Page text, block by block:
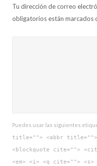
Tu dirección de correo
obligatorios están marcados
Puedes usar las siguientes
title=""> <abbr title="">
<blockquote cite="">
<em> <i> <q cite="">